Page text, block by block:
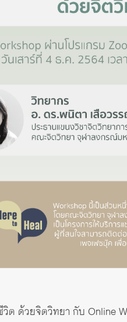
ต ด้วยจิตวิทยา กับ Online